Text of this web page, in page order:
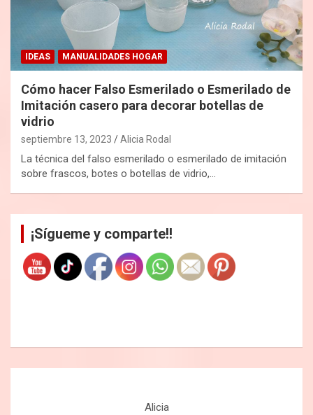
IDEAS MANUALIDADES HOGAR
Cómo hacer Falso Esmerilado o Esmerilado de
Imitación casero para decorar botellas de
vidrio
septiembre 13, 2023 Alicia Rodal
La técnica del falso esmerilado o esmerilado de imitación
sobre frascos, botes o botellas de vidrio,…
¡Sígueme y comparte!!
Alicia